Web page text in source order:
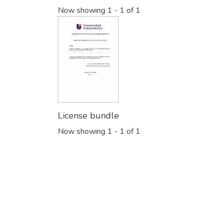
Now showing 1 - 1 of 1
License bundle
Now showing 1 - 1 of 1